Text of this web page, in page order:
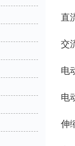
直
交
电
电
伸